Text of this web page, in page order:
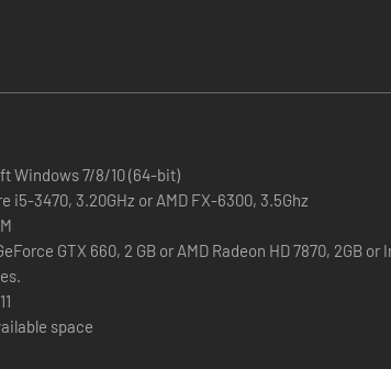
na pista têm de combinar com os planos
irão afetar o teu percurso até à glória ou ao
Windows 7/8/10 (64-bit)
i5-3470, 3.20GHz or AMD FX-6300, 3.5Ghz
GTX 660, 2 GB or AMD Radeon HD 7870, 2GB or
space